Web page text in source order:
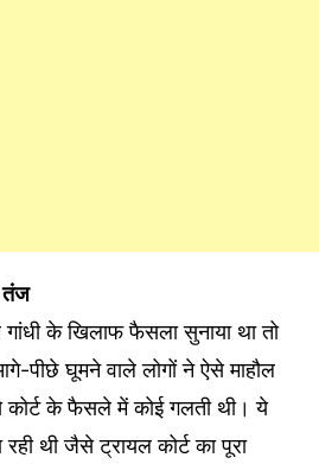
तंज
के खिलाफ फैसला सुनाया था तो
पीछे घूमने वाले लोगों ने ऐसे माहौल
कोर्ट के फैसले में कोई गलती थी। ये
थी जैसे ट्रायल कोर्ट का पूरा